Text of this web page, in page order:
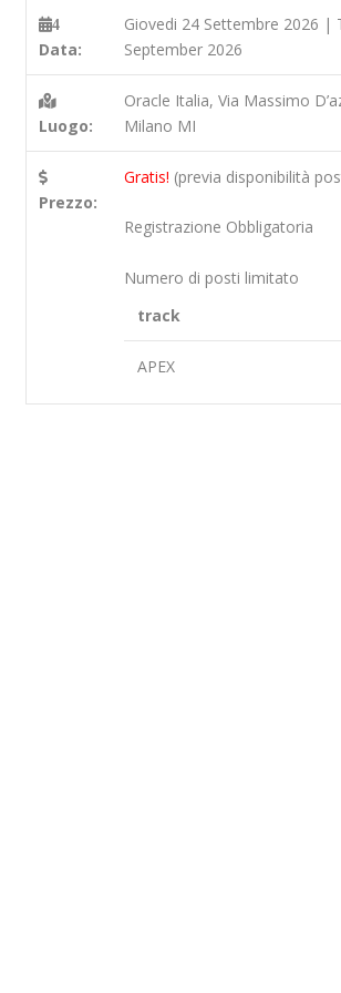
4
Data:
Giovedi 24 Settembre 2026 |
September 2026
Luogo:
Oracle Italia, Via Massimo
Milano MI
Prezzo:
Gratis! (previa disponibilità
Registrazione Obbligatoria
Numero di posti limitato
track
APEX